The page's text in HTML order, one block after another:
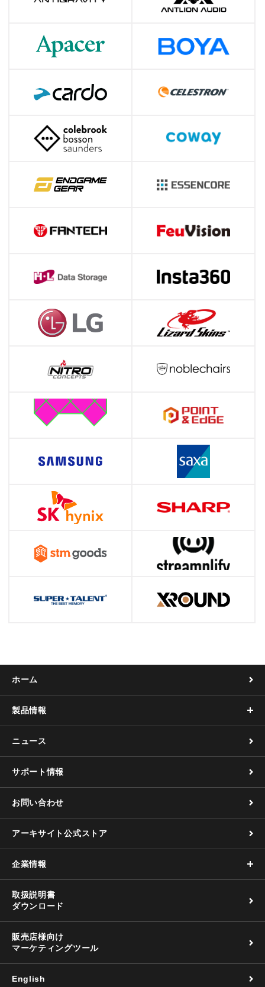
ホーム
製品情報
ニュース
サポート情報
お問い合わせ
アーキサイト公式ストア
企業情報
取扱説明書
ダウンロード
販売店様向け
マーケティングツール
English